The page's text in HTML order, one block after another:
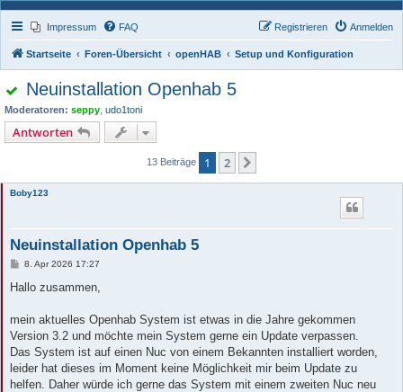
Impressum FAQ Anmelden
Registrieren
Startseite Foren-Übersicht openHAB Setup und Konfiguration
Neuinstallation Openhab 5
Moderatoren: seppy udo1toni
Antworten
13 Beiträge 1 2
Boby123
Neuinstallation Openhab 5
B
i
a
8. Apr 2026 17:27
Hallo zusammen,
mein aktuelles Openhab System ist etwas in die Jahre gekommen
Version 3.2 und möchte mein System gerne ein Update verpassen.
Das System ist auf einen Nuc von einem Bekannten installiert worden,
leider hat dieses im Moment keine Möglichkeit mir beim Update zu
helfen. Daher würde ich gerne das System mit einem zweiten Nuc neu